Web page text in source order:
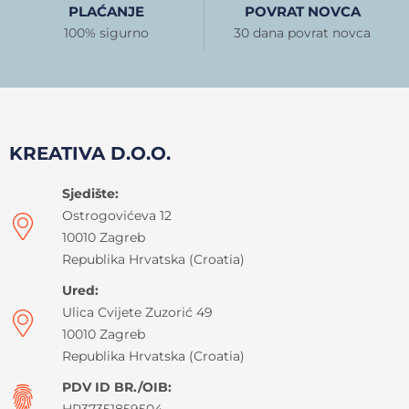
PLAĆANJE
100% sigurno
POVRAT NOVCA
30 dana povrat novca
KREATIVA D.O.O.
Sjedište:
Ostrogovićeva 12
10010 Zagreb
Republika Hrvatska (Croatia)
Ured:
Ulica Cvijete Zuzorić 49
10010 Zagreb
Republika Hrvatska (Croatia)
PDV ID BR./OIB: